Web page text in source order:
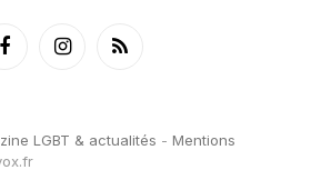
FacebookInstagramRSS
LGBT & actualités - Mentions